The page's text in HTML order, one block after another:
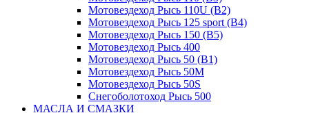
Мотовездеход Рысь 110U (B2)
Мотовездеход Рысь 125 sport (B4)
Мотовездеход Рысь 150 (B5)
Мотовездеход Рысь 400
Мотовездеход Рысь 50 (B1)
Мотовездеход Рысь 50M
Мотовездеход Рысь 50S
Снегоболотоход Рысь 500
МАСЛА И СМАЗКИ